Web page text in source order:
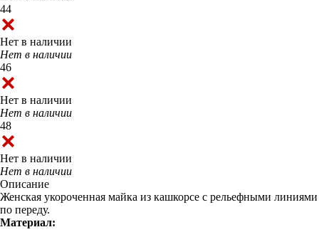
44
Нет в наличии
Нет в наличии
46
Нет в наличии
Нет в наличии
48
Нет в наличии
Нет в наличии
Описание
Женская укороченная майка из кашкорсе с рельефными линиями
по переду.
Материал: